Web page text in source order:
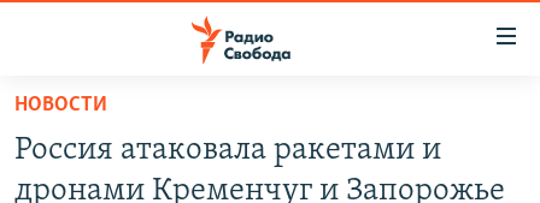
упрощенного
доступа
НОВОСТИ
Россия атаковала ракетами и
дронами Кременчуг и Запорожье